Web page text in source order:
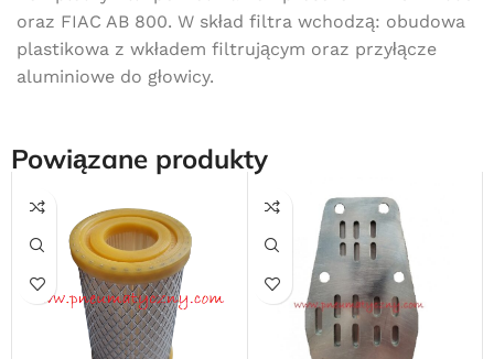
oraz FIAC AB 800. W skład filtra wchodzą: obudowa
plastikowa z wkładem filtrującym oraz przyłącze
aluminiowe do głowicy.
Powiązane produkty